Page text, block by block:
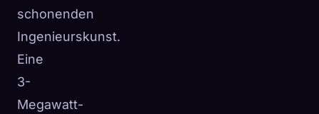
schonenden
Ingenieurskunst.
Eine
3-
Megawatt-